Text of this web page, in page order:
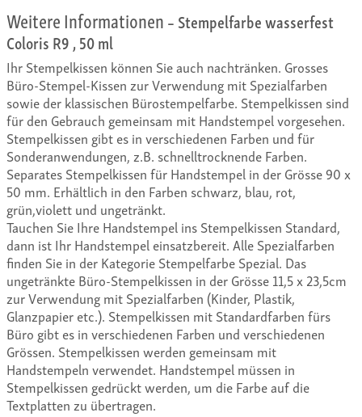
Weitere Informationen– Stempelfarbe wasserfest
Coloris R9 , 50 ml
Ihr Stempelkissen können Sie auch nachtränken. Grosses
Büro-Stempel-Kissen zur Verwendung mit Spezialfarben
sowie der klassischen Bürostempelfarbe. Stempelkissen sind
für den Gebrauch gemeinsam mit Handstempel vorgesehen.
Stempelkissen gibt es in verschiedenen Farben und für
Sonderanwendungen, z.B. schnelltrocknende Farben.
Separates Stempelkissen für Handstempel in der Grösse 90 x
50 mm. Erhältlich in den Farben schwarz, blau, rot,
grün,violett und ungetränkt.
Tauchen Sie Ihre Handstempel ins Stempelkissen Standard,
dann ist Ihr Handstempel einsatzbereit. Alle Spezialfarben
finden Sie in der Kategorie Stempelfarbe Spezial. Das
ungetränkte Büro-Stempelkissen in der Grösse 11,5 x 23,5cm
zur Verwendung mit Spezialfarben (Kinder, Plastik,
Glanzpapier etc.). Stempelkissen mit Standardfarben fürs
Büro gibt es in verschiedenen Farben und verschiedenen
Grössen. Stempelkissen werden gemeinsam mit
Handstempeln verwendet. Handstempel müssen in
Stempelkissen gedrückt werden, um die Farbe auf die
Textplatten zu übertragen.